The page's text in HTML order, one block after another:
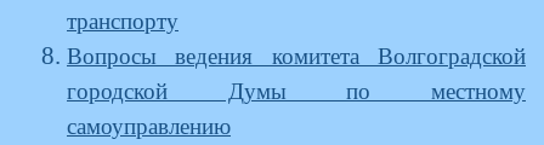
транспорту
Вопросы ведения комитета Волгоградской
городской Думы по местному
самоуправлению